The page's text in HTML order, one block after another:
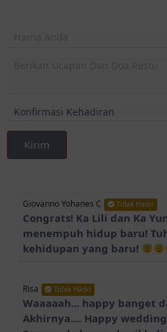
Kirim
Giovanno Yohanes C Tidak Hadir
Congrats! Ka Lili dan Ka
menempuh hidup baru!
kehidupan yang baru!
Risa Tidak Hadir
Waaaaah... happy banget
Akhirnya.... Happy wedding